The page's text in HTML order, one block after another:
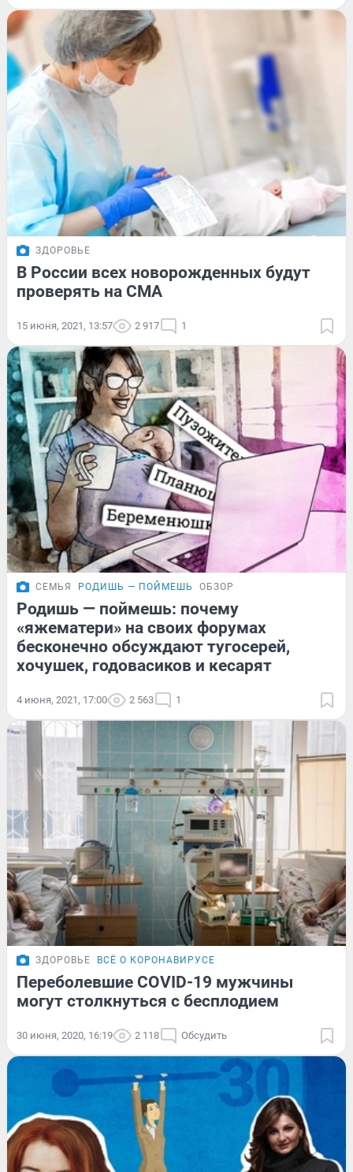
ЗДОРОВЬЕ
В России всех новорожденных будут
проверять на СМА
15 июня, 2021, 13:57 2 917 1
СЕМЬЯ РОДИШЬ — ПОЙМЕШЬ ОБЗОР
Родишь — поймешь: почему
«яжематери» на своих форумах
бесконечно обсуждают тугосерей,
хочушек, годовасиков и кесарят
4 июня, 2021, 17:00 2 563 1
ЗДОРОВЬЕ ВСЁ О КОРОНАВИРУСЕ
Переболевшие COVID-19 мужчины
могут столкнуться с бесплодием
30 июня, 2020, 16:19 2 118 Обсудить